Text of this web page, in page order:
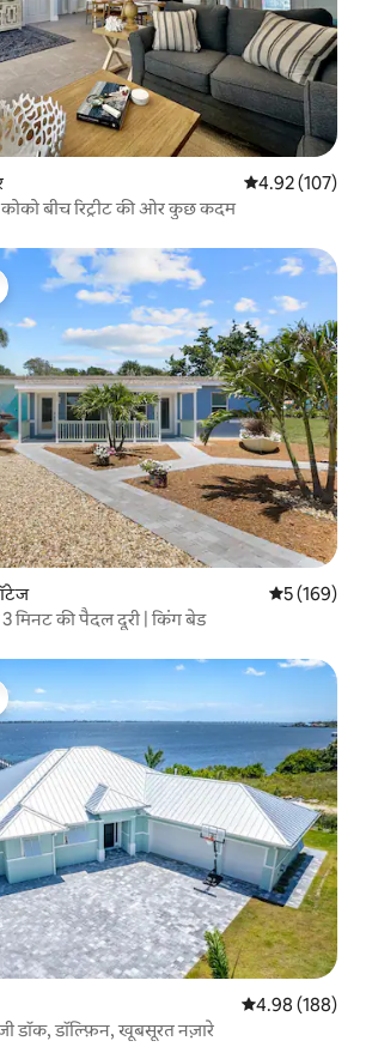
औसत रेटिंग 5 में से
4.92 (107)
बीच रिट्रीट की ओर कुछ कदम
औसत रेटिंग 5
5 (169)
मिनट की पैदल दूरी | किंग बेड
औसत रेटिंग 5 में से
4.98 (188)
डॉक, डॉल्फ़िन, खूबसूरत नज़ारे